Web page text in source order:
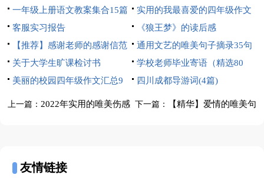
一年级上册语文教案集合15篇
实用的我最喜爱的四年级作文
锦集5篇
客服实习报告
《狼王梦》的读后感
【推荐】感谢老师的感谢信范
文汇编6篇
通用文艺的唯美句子摘录35句
关于大学生旷课检讨书
学校老师毕业寄语（精选80
句）
美丽的校园四年级作文汇总9
篇
四川成都导游词(4篇)
上一篇：2022年实用的唯美伤感 下一篇：
【精华】爱情的唯美句
友情链接